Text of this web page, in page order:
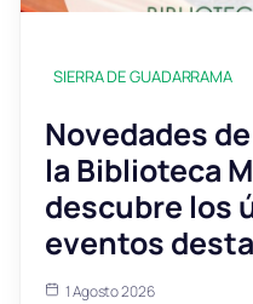
SIERRA DE GUADARRAMA
Novedades
la Biblioteca
descubre los
eventos
1 Agosto 2026